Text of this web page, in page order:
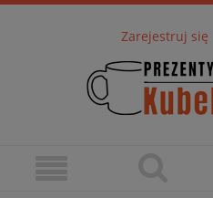
Zarejestruj się